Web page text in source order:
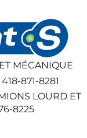
MÉCANIQUE
418-871-8281
LOURD ET
8225